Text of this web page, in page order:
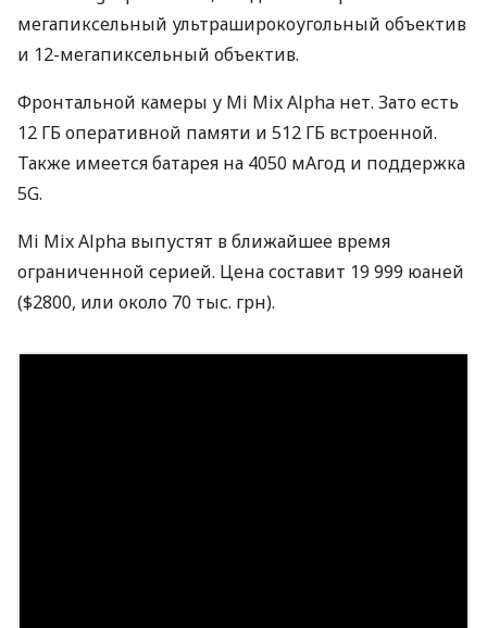
мегапиксельный ультраширокоугольный объектив
и 12-мегапиксельный объектив.
Фронтальной камеры у Mi Mix Alpha нет. Зато есть
12 ГБ оперативной памяти и 512 ГБ встроенной.
Также имеется батарея на 4050 мAгод и поддержка
5G.
Mi Mix Alpha выпустят в ближайшее время
ограниченной серией. Цена составит 19 999 юаней
($2800, или около 70 тыс. грн).